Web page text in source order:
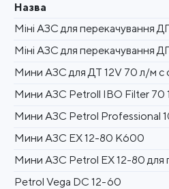
Назва
Мини АЗС ЕХ 12-80 К600
Petrol Vega DC 12-60